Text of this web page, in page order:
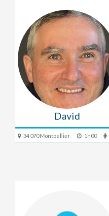
David
34 070 Montpellier 1h00